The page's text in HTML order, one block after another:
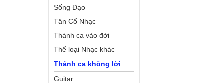
Sống Đạo
Tân Cổ Nhạc
Thánh ca vào đời
Thể loại Nhạc khác
Thánh ca không lời
Guitar